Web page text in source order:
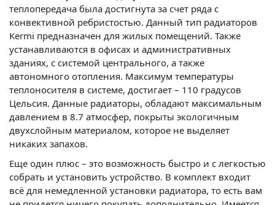
теплопередача была достигнута за счет ряда с
конвективной ребристостью. Данный тип радиаторов
Kermi предназначен для жилых помещений. Также
устанавливаются в офисах и административных
зданиях, с системой центрального, а также
автономного отопления. Максимум температуры
теплоносителя в системе, достигает – 110 градусов
Цельсия. Данные радиаторы, обладают максимальным
давлением в 8.7 атмосфер, покрыты экологичным
двухслойным материалом, которое не выделяет
никаких запахов.
Еще один плюс – это возможность быстро и с легкостью
собрать и установить устройство. В комплект входит
всё для немедленной установки радиатора, то есть вам